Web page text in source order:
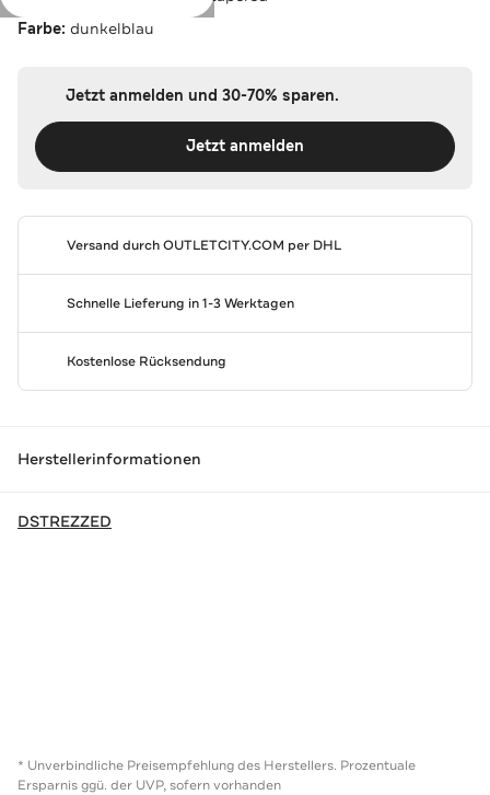
Farbe: dunkelblau
Jetzt anmelden und 30-70% sparen.
Jetzt anmelden
Versand durchOUTLETCITY.COM per DHL
Schnelle Lieferung in 1-3 Werktagen
Kostenlose Rücksendung
Herstellerinformationen
DSTREZZED
* Unverbindliche Preisempfehlung des Herstellers. Prozentuale
Ersparnis ggü. der UVP, sofern vorhanden